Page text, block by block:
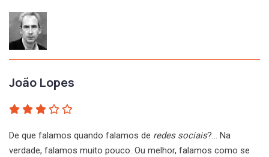
João Lopes
De que falamos quando falamos de redes sociais?… Na
verdade, falamos muito pouco. Ou melhor, falamos como se